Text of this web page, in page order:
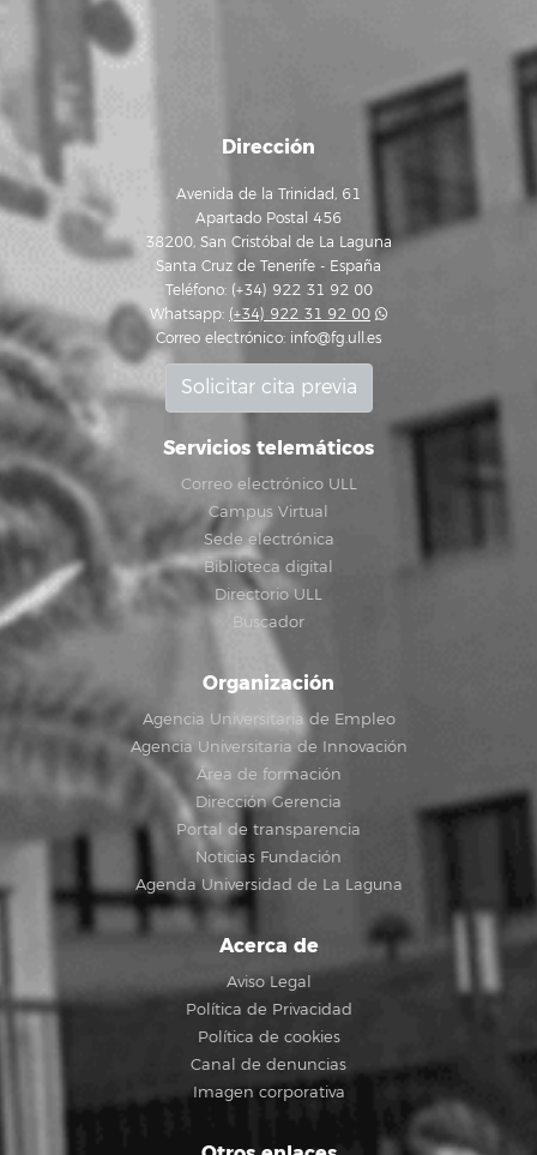
Dirección
Avenida de la Trinidad, 61
Apartado Postal 456
38200, San Cristóbal de La Laguna
Santa Cruz de Tenerife - España
Teléfono: (+34) 922 31 92 00
Whatsapp: (+34) 922 31 92 00
Correo electrónico: info@fg.ull.es
Solicitar cita previa
Servicios telemáticos
Correo electrónico ULL
Campus Virtual
Sede electrónica
Biblioteca digital
Directorio ULL
Buscador
Organización
Agencia Universitaria de Empleo
Agencia Universitaria de Innovación
Área de formación
Dirección Gerencia
Portal de transparencia
Noticias Fundación
Agenda Universidad de La Laguna
Acerca de
Aviso Legal
Política de Privacidad
Política de cookies
Canal de denuncias
Imagen corporativa